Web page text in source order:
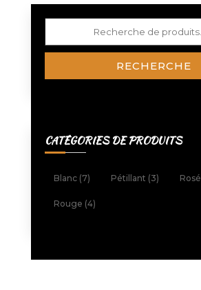
RECHERCHE
CATÉGORIES DE PRODUITS
Blanc(7) Pétillant (3) Rosé
Rouge (4)